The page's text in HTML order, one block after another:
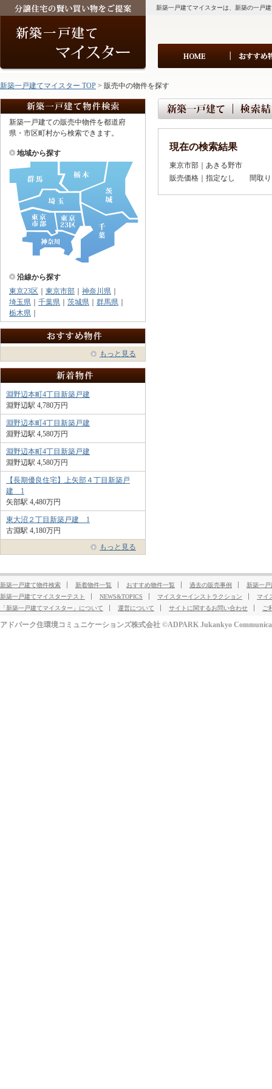
新築一戸建てマイスターは、新築の一戸
新築一戸建てマイスター TOP > 販売中の物件を探す
新築一戸建ての販売中物件を都道府
県・市区町村から検索できます。
地域から探す
沿線から探す
東京23区
東京市部 神奈川県
埼玉県
千葉県 茨城県 群馬県
栃木県
もっと見る
淵野辺本町4丁目新築戸建
淵野辺駅 4,780万円
淵野辺本町4丁目新築戸建
淵野辺駅 4,580万円
淵野辺本町4丁目新築戸建
淵野辺駅 4,580万円
【長期優良住宅】上矢部４丁目新築戸
建 1
矢部駅 4,480万円
東大沼２丁目新築戸建 1
古淵駅 4,180万円
もっと見る
現在の検索結果
東京市部｜あきる野市
販売価格｜指定なし 間取
新築一戸建て物件検索 新着物件一覧 おすすめ物件一覧 過去の販売事例
新築一
新築一戸建てマイスターテスト
NEWS&TOPICS マイスターインストラクション
マイ
「新築一戸建てマイスター」について
運営について サイトに関するお問い合わせ ご
アドパーク住環境コミュニケーションズ株式会社 ©ADPARK Jukankyo